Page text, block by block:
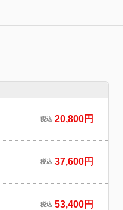
税込 20,800円
税込 37,600円
税込 53,400円